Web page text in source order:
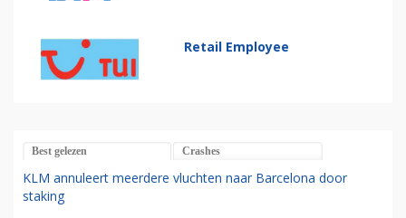
Retail Employee
Best gelezen Crashes
KLM annuleert meerdere vluchten naar Barcelona door
staking